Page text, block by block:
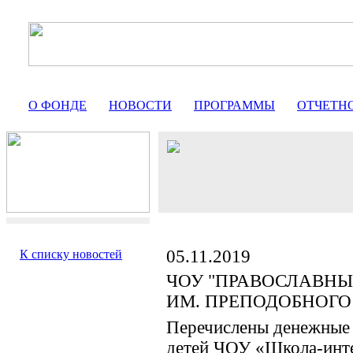
О ФОНДЕ НОВОСТИ ПРОГРАММЫ
К списку новостей
05.11.2019
ЧОУ
ИМ. ПРЕПОДОБНОГО
Перечислены денежные
детей ЧОУ «Школа-